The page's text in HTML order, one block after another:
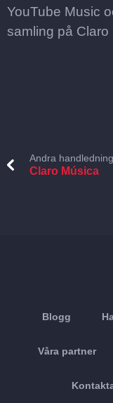
YouTube Music
samling på
Andra
Claro Música
Blogg
Våra partner